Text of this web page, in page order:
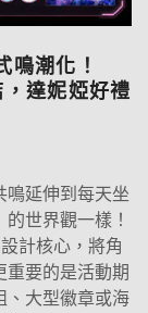
鳴潮化！
，達妮婭好禮
鳴延伸到每天坐
世界觀一樣！
計核心，將角
重要的是活動期
、大型徽章或海